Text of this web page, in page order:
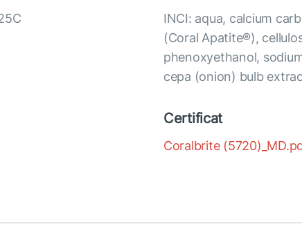
INCI: aqua, calcium
(Coral Apatite®),
phenoxyethanol,
cepa (onion) bulb
Certificat
Coralbrite